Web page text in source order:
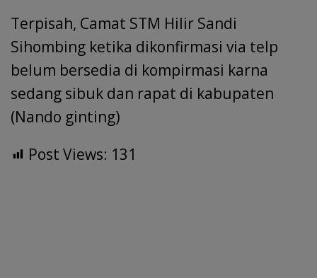
Terpisah, Camat STM Hilir Sandi
Sihombing ketika dikonfirmasi via telp
belum bersedia di kompirmasi karna
sedang sibuk dan rapat di kabupaten
(Nando ginting)
Post Views: 131